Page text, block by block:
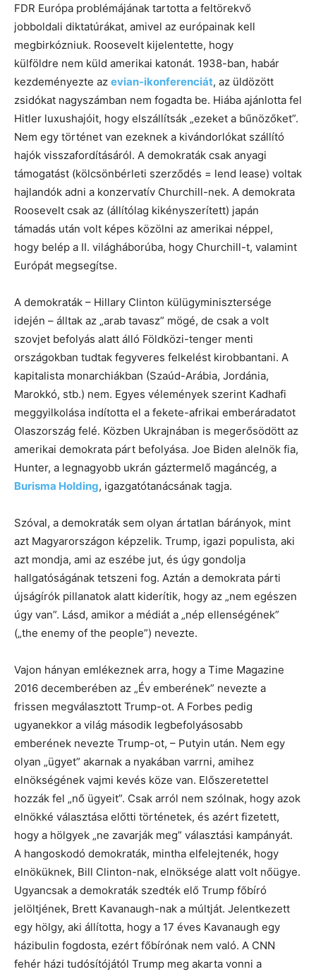
FDR Európa problémájának tartotta a feltörekvő
jobboldali diktatúrákat, amivel az európainak kell
megbirkózniuk. Roosevelt kijelentette, hogy
külföldre nem küld amerikai katonát. 1938-ban, habár
kezdeményezte az evian-ikonferenciát, az üldözött
zsidókat nagyszámban nem fogadta be. Hiába ajánlotta fel
Hitler luxushajóit, hogy elszállítsák „ezeket a bűnözőket”.
Nem egy történet van ezeknek a kivándorlókat szállító
hajók visszafordításáról. A demokraták csak anyagi
támogatást (kölcsönbérleti szerződés = lend lease) voltak
hajlandók adni a konzervatív Churchill-nek. A demokrata
Roosevelt csak az (állítólag kikényszerített) japán
támadás után volt képes közölni az amerikai néppel,
hogy belép a II. világháborúba, hogy Churchill-t, valamint
Európát megsegítse.
A demokraták – Hillary Clinton külügyminisztersége
idején – álltak az „arab tavasz” mögé, de csak a volt
szovjet befolyás alatt álló Földközi-tenger menti
országokban tudtak fegyveres felkelést kirobbantani. A
kapitalista monarchiákban (Szaúd-Arábia, Jordánia,
Marokkó, stb.) nem. Egyes vélemények szerint Kadhafi
meggyilkolása indította el a fekete-afrikai emberáradatot
Olaszország felé. Közben Ukrajnában is megerősödött az
amerikai demokrata párt befolyása. Joe Biden alelnök fia,
Hunter, a legnagyobb ukrán gáztermelő magáncég, a
Burisma Holding, igazgatótanácsának tagja.
Szóval, a demokraták sem olyan ártatlan bárányok, mint
azt Magyarországon képzelik. Trump, igazi populista, aki
azt mondja, ami az eszébe jut, és úgy gondolja
hallgatóságának tetszeni fog. Aztán a demokrata párti
újságírók pillanatok alatt kiderítik, hogy az „nem egészen
úgy van”. Lásd, amikor a médiát a „nép ellenségének”
(„the enemy of the people”) nevezte.
Vajon hányan emlékeznek arra, hogy a Time Magazine
2016 decemberében az „Év emberének” nevezte a
frissen megválasztott Trump-ot. A Forbes pedig
ugyanekkor a világ második legbefolyásosabb
emberének nevezte Trump-ot, – Putyin után. Nem egy
olyan „ügyet” akarnak a nyakában varrni, amihez
elnökségének vajmi kevés köze van. Előszeretettel
hozzák fel „nő ügyeit”. Csak arról nem szólnak, hogy azok
elnökké választása előtti történetek, és azért fizetett,
hogy a hölgyek „ne zavarják meg” választási kampányát.
A hangoskodó demokraták, mintha elfelejtenék, hogy
elnöküknek, Bill Clinton-nak, elnöksége alatt volt nőügye.
Ugyancsak a demokraták szedték elő Trump főbíró
jelöltjének, Brett Kavanaugh-nak a múltját. Jelentkezett
egy hölgy, aki állította, hogy a 17 éves Kavanaugh egy
házibulin fogdosta, ezért főbírónak nem való. A CNN
fehér házi tudósítójától Trump meg akarta vonni a